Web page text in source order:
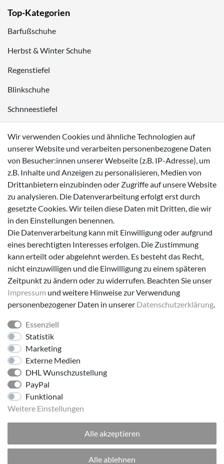
Top-Kategorien
Barfußschuhe
Herbst & Winter Schuhe
Regenstiefel
Blinkschuhe
Schnneestiefel
Sneaker
Zahlungsmöglichkeiten
Versanddienstleister
Folge uns!
© 2026 made by Supremo | Alle Rechte vorbehalten.
Wir verwenden Cookies und ähnliche Technologien auf
unserer Website und verarbeiten personenbezogene Daten
von Besucher:innen unserer Webseite (z.B. IP-Adresse), um
z.B. Inhalte und Anzeigen zu personalisieren, Medien von
Drittanbietern einzubinden oder Zugriffe auf unsere Website
zu analysieren. Die Datenverarbeitung erfolgt erst durch
gesetzte Cookies. Wir teilen diese Daten mit Dritten, die wir
in den Einstellungen benennen.
Die Datenverarbeitung kann mit Einwilligung oder aufgrund
eines berechtigten Interesses erfolgen. Die Zustimmung
kann erteilt oder abgelehnt werden. Es besteht das Recht,
nicht einzuwilligen und die Einwilligung zu einem späteren
Zeitpunkt zu ändern oder zu widerrufen. Beachten Sie unser
Impressum und weitere Hinweise zur Verwendung
personenbezogener Daten in unserer Daten­schutz­erklärung.
Essenziell
Statistik
Marketing
Externe Medien
DHL Wunschzustellung
PayPal
Funktional
Weitere Einstellungen
Alle akzeptieren
Alle ablehnen